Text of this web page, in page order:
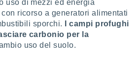
uso di mezzi ed energia
ricorso a generatori alimentati
sporchi.
I campi profughi
carbonio per la
uso del suolo.